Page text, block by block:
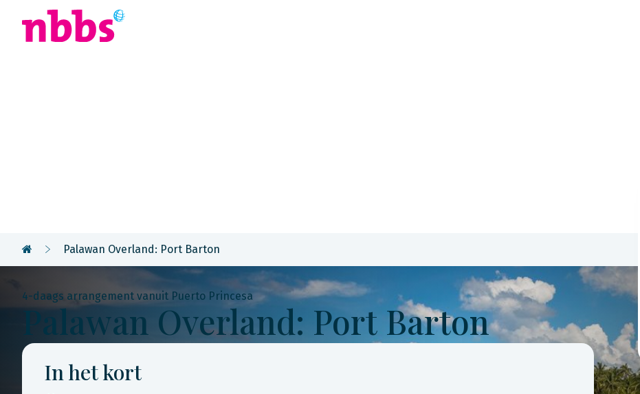
Palawan Overland: Port Barton
4-daags arrangement vanuit Puerto Princesa
Palawan Overland: Port Barton
In het kort